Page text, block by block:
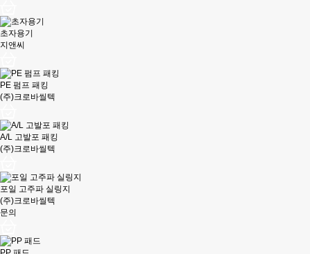
초자용기
지앤씨
PE 펌프 패킹
(주)크로바씰텍
A/L 고발포 패킹
(주)크로바씰텍
포일 고주파 실링지
(주)크로바씰텍
문의